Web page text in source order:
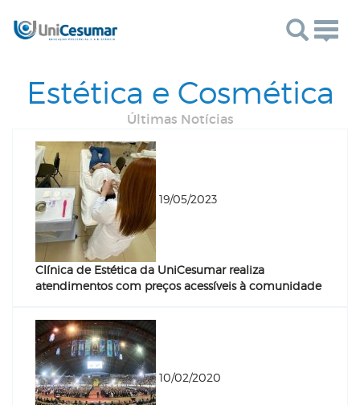
Estética e Cosmética
Últimas Notícias
19/05/2023
Clínica de Estética da UniCesumar realiza
atendimentos com preços acessíveis à comunidade
10/02/2020